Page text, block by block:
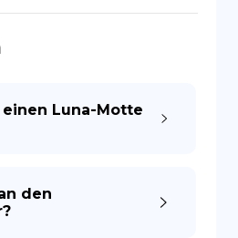
FRLuna-Motte
den